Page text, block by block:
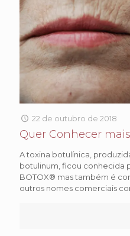
22 de outubro de 2018
Quer Conhecer
A toxina botulínica,
botulinum, ficou conhecida
BOTOX® mas também é
outros nomes comerciais